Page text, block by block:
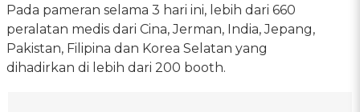
Pada pameran selama 3 hari ini, lebih dari 660
peralatan medis dari Cina, Jerman, India, Jepang,
Pakistan, Filipina dan Korea Selatan yang
dihadirkan di lebih dari 200 booth.